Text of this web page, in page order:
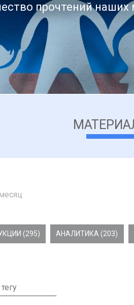
прочтений наших
(295) АНАЛИТИКА (203)